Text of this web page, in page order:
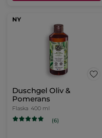
NY
Duschgel Oliv &
Pomerans
Flaska 400 ml
(6)